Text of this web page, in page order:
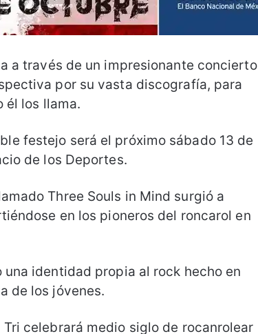
a través de un impresionante concierto
por su vasta discografía, para
él los llama.
festejo será el próximo sábado 13 de
de los Deportes.
Three Souls in Mind surgió a
en los pioneros del roncarol en
identidad propia al rock hecho en
de los jóvenes.
celebrará medio siglo de rocanrolear